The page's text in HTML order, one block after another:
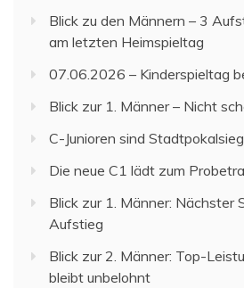
Blick zu den Männern – 3
am letzten Heimspieltag
07.06.2026 – Kinderspieltag
Blick zur 1. Männer – Nicht
C-Junioren sind
Die neue C1 lädt zum
Blick zur 1. Männer: Nächster
Aufstieg
Blick zur 2. Männer: Top-
bleibt unbelohnt